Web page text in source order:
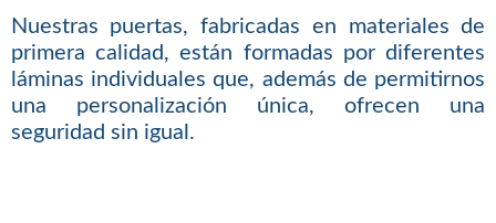
Nuestras puertas, fabricadas en materiales de
primera calidad, están formadas por diferentes
láminas individuales que, además de permitirnos
una personalización única, ofrecen una
seguridad sin igual.